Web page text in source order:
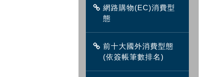
網路購物(EC)消費型
態
前十大國外消費型態
(依簽帳筆數排名)